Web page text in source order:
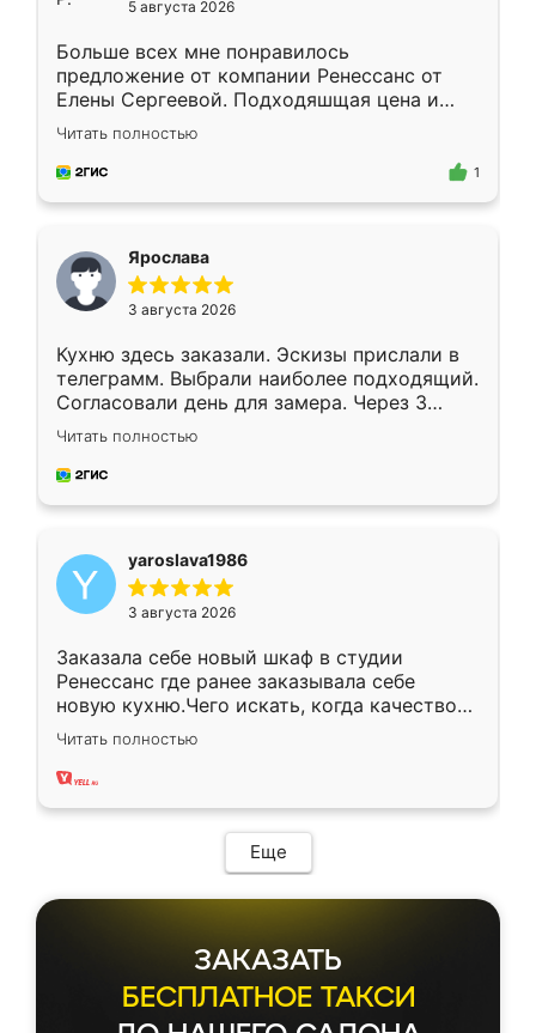
5 августа 2026
Больше всех мне понравилось
предложение от компании Ренессанс от
Елены Сергеевой. Подходяшщая цена и
короткие сроки изготовления. Приехавший
для замера сотрудник Владислав
предложил по моему эскизу самый
Читать полностью
1
Ярослава
3 августа 2026
Кухню здесь заказали. Эскизы прислали в
телеграмм. Выбрали наиболее подходящий.
Согласовали день для замера. Через 3
недели кухня была уже готова. Остались
довольны работой. Спасибо Ренессанс
мебель за качественную работу!
Читать полностью
yaroslava1986
3 августа 2026
Заказала себе новый шкаф в студии
Ренессанс где ранее заказывала себе
новую кухню.Чего искать, когда качеством
вполне довольна. Служит кухня уже почти
два года, нареканий нет.
Читать полностью
Еще
ЗАКАЗАТЬ
БЕСПЛАТНОЕ ТАКСИ